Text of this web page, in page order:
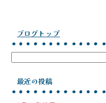
ブログトップ
最近の投稿